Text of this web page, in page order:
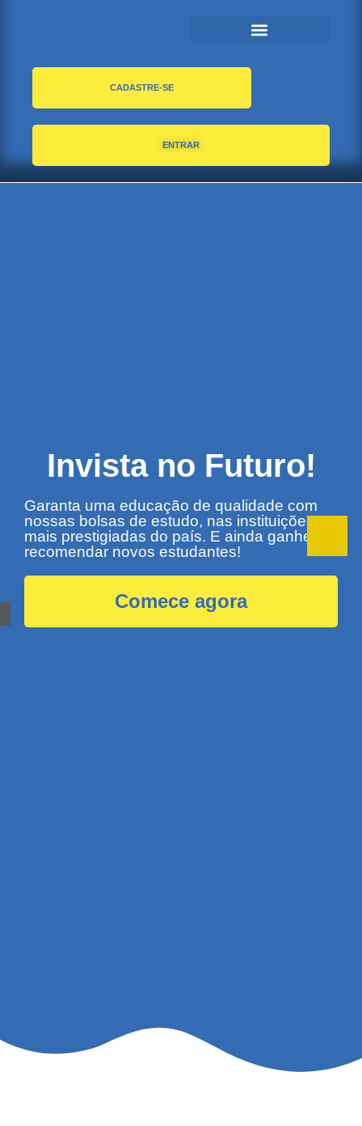
CADASTRE-SE
ENTRAR
Oportunidades
Imperdíveis!
Acesse as melhores instituições do Brasil,
obtenha bolsas de estudo exclusivas e
comece sua jornada educacional com um
incentivo financeiro por cada indicação bem-